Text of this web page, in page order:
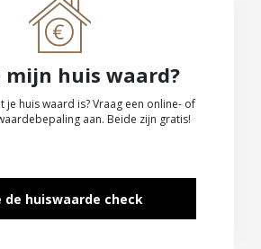
mijn huis waard?
je huis waard is? Vraag een online- of
aan. Beide zijn gratis!
de huiswaarde check